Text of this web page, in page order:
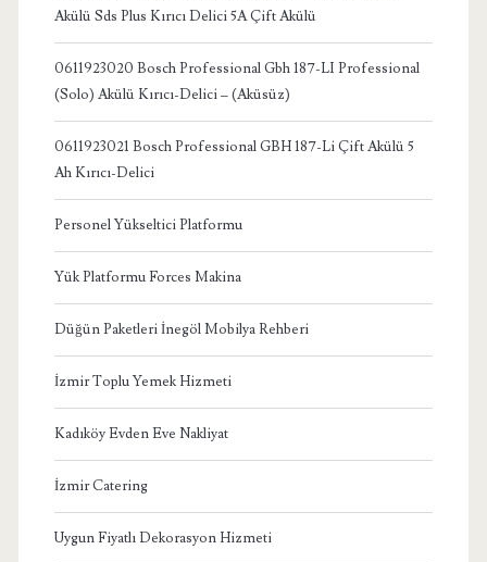
Akülü Sds Plus Kırıcı Delici 5A Çift Akülü
0611923020 Bosch Professional Gbh 187-LI Professional
(Solo) Akülü Kırıcı-Delici – (Aküsüz)
0611923021 Bosch Professional GBH 187-Li Çift Akülü 5
Ah Kırıcı-Delici
Personel Yükseltici Platformu
Yük Platformu Forces Makina
Düğün Paketleri İnegöl Mobilya Rehberi
İzmir Toplu Yemek Hizmeti
Kadıköy Evden Eve Nakliyat
İzmir Catering
Uygun Fiyatlı Dekorasyon Hizmeti